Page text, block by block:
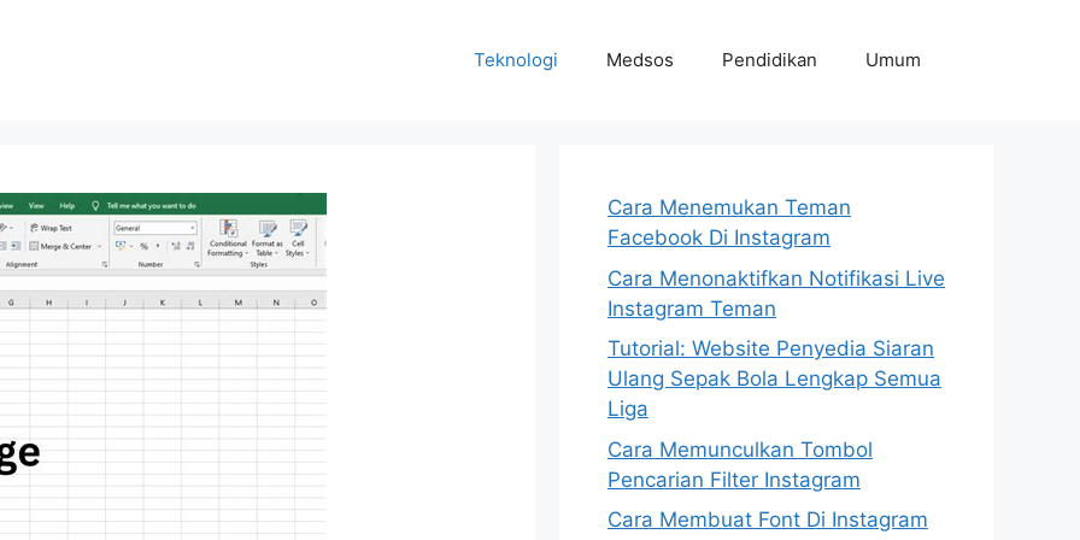
Teknologi Medsos Pendidikan Umum
Cara Menemukan Teman
Facebook Di Instagram
Cara Menonaktifkan Notifikasi Live
Instagram Teman
Tutorial: Website Penyedia Siaran
Ulang Sepak Bola Lengkap Semua
Liga
Cara Memunculkan Tombol
Pencarian Filter Instagram
Cara Membuat Font Di Instagram